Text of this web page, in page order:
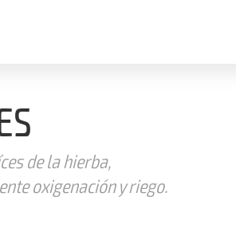
de la hierba,
oxigenación y riego.